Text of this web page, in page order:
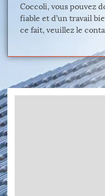
Coccoli, vous pouvez
fiable et d’un travail
ce fait, veuillez le